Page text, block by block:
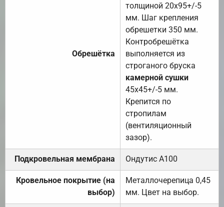
Обрешётка
толщиной 20х95+/-5
мм. Шаг крепления
обрешетки 350 мм.
Контробрешётка
выполняется из
строганого бруска
камерной сушки
45х45+/-5 мм.
Крепится по
стропилам
(вентиляционный
зазор).
Подкровельная мембрана Ондутис А100
Кровельное покрытие (на
выбор)
Металлочерепица 0,45
мм. Цвет на выбор.